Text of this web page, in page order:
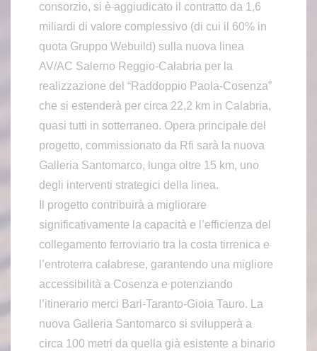
consorzio, si è aggiudicato il contratto da 1,6
miliardi di valore complessivo (di cui il 60% in
quota Gruppo Webuild) sulla nuova linea
AV/AC Salerno Reggio-Calabria per la
realizzazione del “Raddoppio Paola-Cosenza”
che si estenderà per circa 22,2 km in Calabria,
quasi tutti in sotterraneo. Opera principale del
progetto, commissionato da Rfi sarà la nuova
Galleria Santomarco, lunga oltre 15 km, uno
degli interventi strategici della linea.
Il progetto contribuirà a migliorare
significativamente la capacità e l’efficienza del
collegamento ferroviario tra la costa tirrenica e
l’entroterra calabrese, garantendo una migliore
accessibilità a Cosenza e potenziando
l’itinerario merci Bari-Taranto-Gioia Tauro. La
nuova Galleria Santomarco si svilupperà a
circa 100 metri da quella già esistente a binario